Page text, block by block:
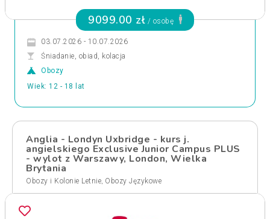
9099.00 zł / osobę
03.07.2026 - 10.07.2026
Śniadanie, obiad, kolacja
Obozy
Wiek: 12 - 18 lat
Anglia - Londyn Uxbridge - kurs j.
angielskiego Exclusive Junior Campus PLUS
- wylot z Warszawy, London, Wielka
Brytania
Obozy i Kolonie Letnie, Obozy Językowe